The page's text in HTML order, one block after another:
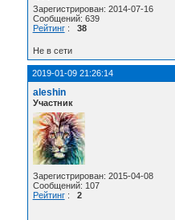
Зарегистрирован: 2014-07-16
Сообщений: 639
Рейтинг: 38
Не в сети
2019-01-09 21:26:14
aleshin
Участник
Зарегистрирован: 2015-04-08
Сообщений: 107
Рейтинг: 2